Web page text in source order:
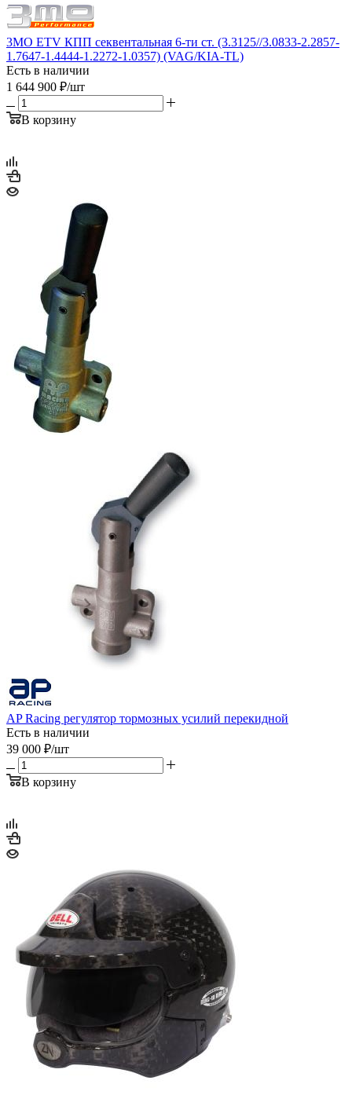
3MO ETV КПП секвентальная 6-ти ст. (3.3125//3.0833-2.2857-
1.7647-1.4444-1.2272-1.0357) (VAG/KIA-TL)
Есть в наличии
1 644 900 ₽/шт
В корзину
AP Racing регулятор тормозных усилий перекидной
Есть в наличии
39 000 ₽/шт
В корзину